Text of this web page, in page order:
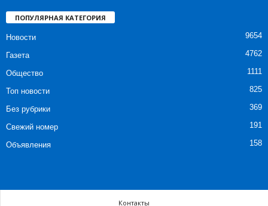
ПОПУЛЯРНАЯ КАТЕГОРИЯ
Новости 9654
Газета 4762
Общество 1111
Топ новости 825
Без рубрики 369
Свежий номер 191
Объявления 158
Контакты